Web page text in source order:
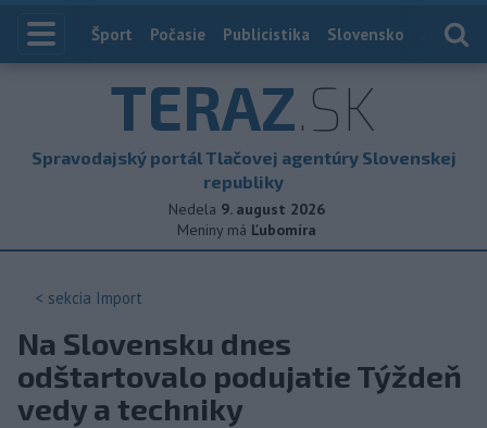
Index
Šport Počasie Publicistika Slovensko
TERAZ.SK
Spravodajský portál Tlačovej agentúry Slovenskej
republiky
Nedela 9. august 2026
Meniny má Ľubomíra
< sekcia Import
Na Slovensku dnes
odštartovalo podujatie Týždeň
vedy a techniky